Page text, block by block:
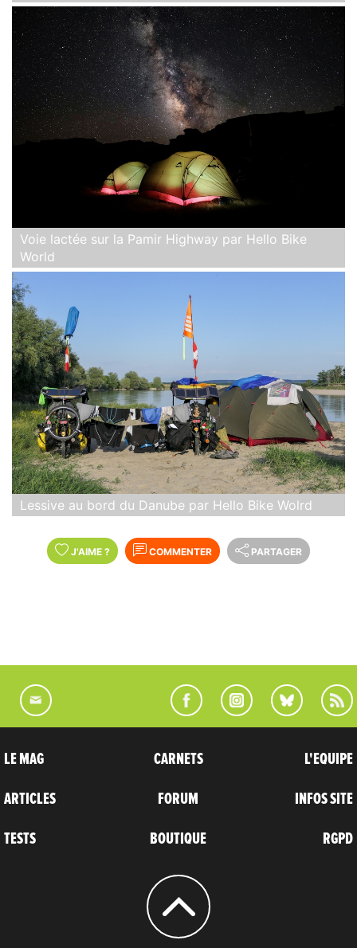
Voie lactée sur la Pamir Highway par Hello Bike
World
Lessive au bord du Danube par Hello Bike Wolrd
J'AIME ? COMMENTER PARTAGER
LE MAG
ARTICLES
TESTS
CARNETS
FORUM
BOUTIQUE
L'EQUIPE
INFOS SITE
RGPD